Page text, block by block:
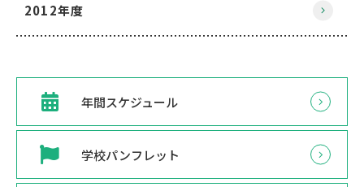
2012年度
年間スケジュール
学校パンフレット